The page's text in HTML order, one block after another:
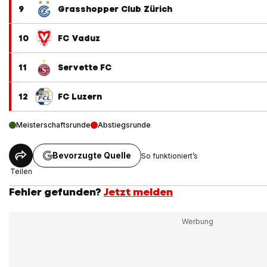
9 Grasshopper Club Zürich
10 FC Vaduz
11 Servette FC
12 FC Luzern
Meisterschaftsrunde Abstiegsrunde
Teilen
Bevorzugte Quelle So funktioniert’s
Fehler gefunden? Jetzt melden